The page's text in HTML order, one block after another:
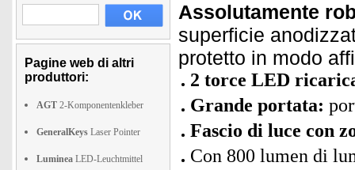
Pagine web di altri
produttori:
AGT 2-Komponentenkleber
GeneralKeys Laser Pointer
Luminea LED-Leuchtmittel
Assolutamente
superficie
protetto in modo
2 torce LED
Grande portata:
Fascio di luce con
Con 800 lumen di